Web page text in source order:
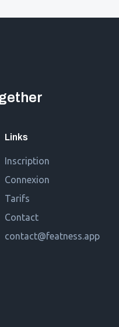
Links
Inscription
Connexion
Tarifs
Contact
contact@featness.app